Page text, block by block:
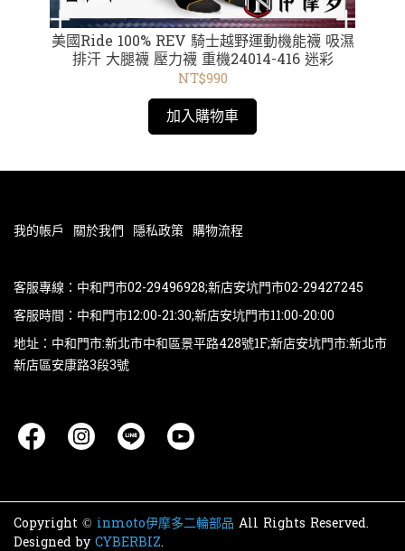
美國Ride 100% REV 騎士越野運動機能襪 吸濕
排汗 大腿襪 壓力襪 重機24014-416 迷彩
NT$990
加入購物車
我的帳戶 關於我們 隱私政策 購物流程
客服專線：中和門市02-29496928;新店安坑門市02-29427245
客服時間：中和門市12:00-21:30;新店安坑門市11:00-20:00
地址：中和門市:新北市中和區景平路428號1F;新店安坑門市:新北市
新店區安康路3段3號
Copyright © inmoto伊摩多二輪部品 All Rights Reserved.
Designed by CYBERBIZ.